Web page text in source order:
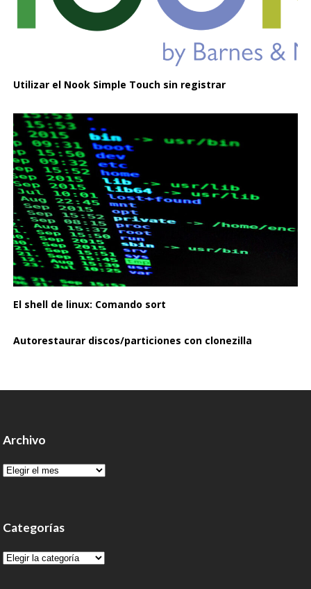
Utilizar el Nook Simple Touch sin registrar
El shell de linux: Comando sort
Autorestaurar discos/particiones con clonezilla
Archivo
Archivo
Categorías
Categorías